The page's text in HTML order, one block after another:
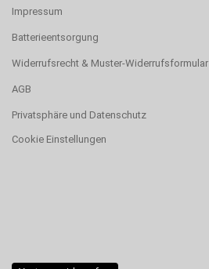
Impressum
Batterieentsorgung
Widerrufsrecht & Muster-Widerrufsformular
AGB
Privatsphäre und Datenschutz
Cookie Einstellungen